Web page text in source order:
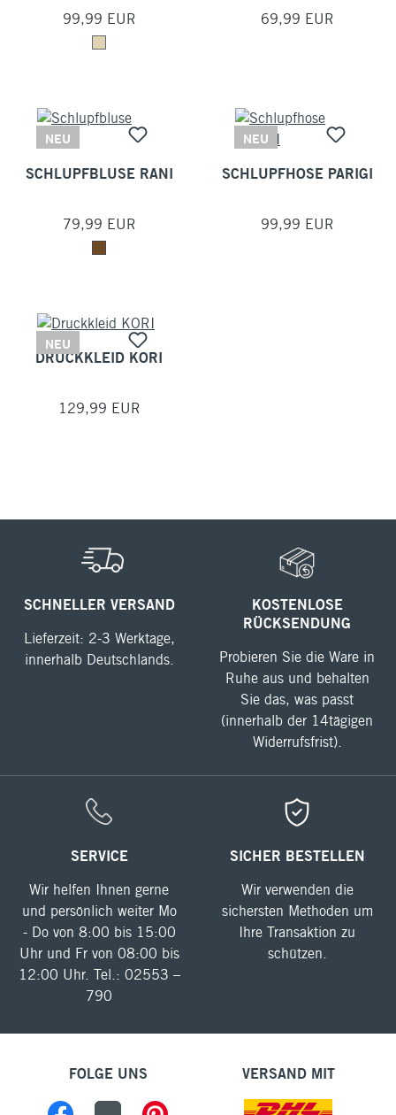
99,99 EUR 69,99 EUR
NEU
SCHLUPFBLUSE RANI
79,99 EUR
NEU
SCHLUPFHOSE PARIGI
99,99 EUR
NEU
DRUCKKLEID KORI
129,99 EUR
SCHNELLER VERSAND
Lieferzeit: 2-3 Werktage,
innerhalb Deutschlands.
KOSTENLOSE
RÜCKSENDUNG
Probieren Sie die Ware in
Ruhe aus und behalten
Sie das, was passt
(innerhalb der 14tägigen
Widerrufsfrist).
SERVICE
Wir helfen Ihnen gerne
und persönlich weiter Mo
- Do von 8:00 bis 15:00
Uhr und Fr von 08:00 bis
12:00 Uhr. Tel.: 02553 –
790
SICHER BESTELLEN
Wir verwenden die
sichersten Methoden um
Ihre Transaktion zu
schützen.
FOLGE UNS VERSAND MIT